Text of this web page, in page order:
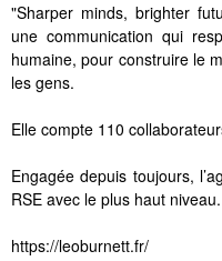
"Sharper minds, brighter
une communication qui
humaine, pour construire le
les gens.
Elle compte 110
Engagée depuis toujours,
RSE avec le plus haut niveau.
https://leoburnett.fr/